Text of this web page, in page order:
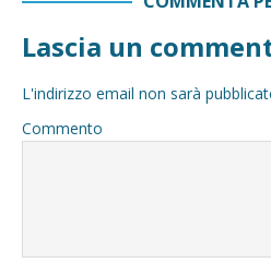
Lascia un
L'indirizzo email non sarà
Commento